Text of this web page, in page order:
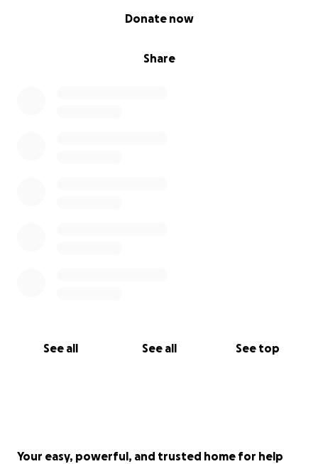
Share
Donate now
See all See all See top
Your easy, powerful, and trusted home for help